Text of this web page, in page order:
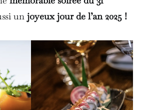
un joyeux jour de l’an 2025 !